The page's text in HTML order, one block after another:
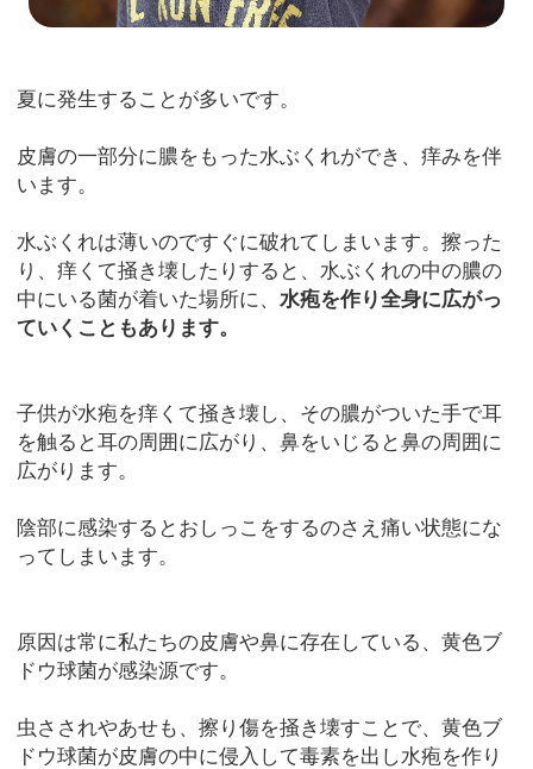
夏に発生することが多いです。
皮膚の一部分に膿をもった水ぶくれができ、痒みを伴
います。
水ぶくれは薄いのですぐに破れてしまいます。擦った
り、痒くて掻き壊したりすると、水ぶくれの中の膿の
中にいる菌が着いた場所に、 水疱を作り全身に広がっ
ていくこともあります。
子供が水疱を痒くて掻き壊し、その膿がついた手で耳
を触ると耳の周囲に広がり、鼻をいじると鼻の周囲に
広がります。
陰部に感染するとおしっこをするのさえ痛い状態にな
ってしまいます。
原因は常に私たちの皮膚や鼻に存在している、黄色ブ
ドウ球菌が感染源です。
虫さされやあせも、擦り傷を掻き壊すことで、黄色ブ
ドウ球菌が皮膚の中に侵入して毒素を出し水疱を作り